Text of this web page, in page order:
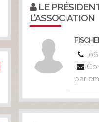
LE
L'ASSOCIATION
par